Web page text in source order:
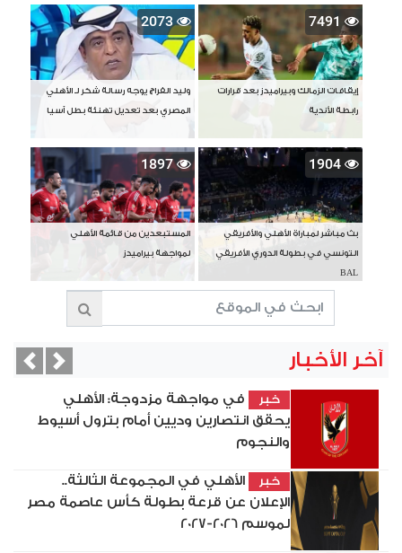
7491
إيقافات الزمالك وبيراميدز بعد قرارات
رابطة الأندية
2073
وليد الفراج يوجه رسالة شكر لـ الأهلي
المصري بعد تعديل تهنئة بطل آسيا
1904
بث مباشر لمباراة الأهلي والأفريقي
التونسي في بطولة الدوري الأفريقي
BAL
1897
المستبعدين من قائمة الأهلي
لمواجهة بيراميدز
آخر الأخبار
خبر
في مواجهة مزدوجة: الأهلي
يحقق انتصارين وديين أمام بترول أسيوط
والنجوم
خبر
الأهلي في المجموعة الثالثة..
الإعلان عن قرعة بطولة كأس عاصمة مصر
لموسم 2026-2027
Next